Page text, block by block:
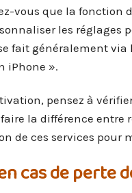
vous que la fonction
les réglages
fait généralement via
iPhone ».
pensez à
la différence entre
de ces services pour
cas de perte